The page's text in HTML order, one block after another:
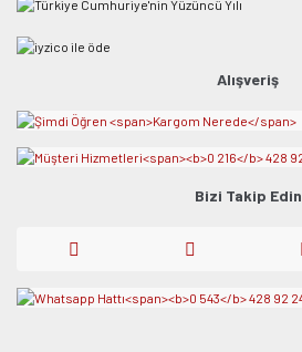
Alışveriş
Bizi Takip Edin